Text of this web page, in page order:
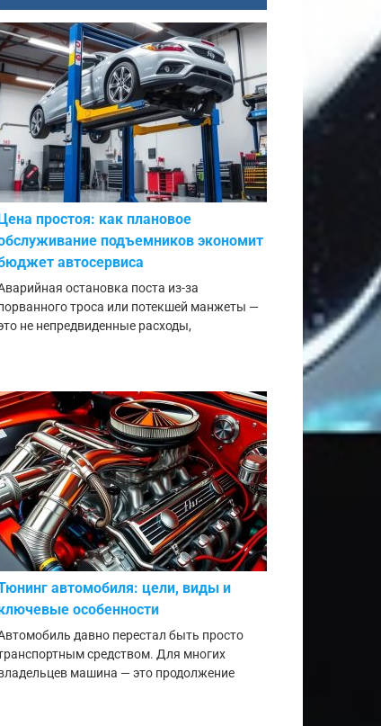
простоя: как плановое
подъемников экономит
автосервиса
остановка поста из-за
троса или потекшей манжеты —
не непредвиденные расходы,
автомобиля: цели, виды и
особенности
давно перестал быть просто
средством. Для многих
машина — это продолжение